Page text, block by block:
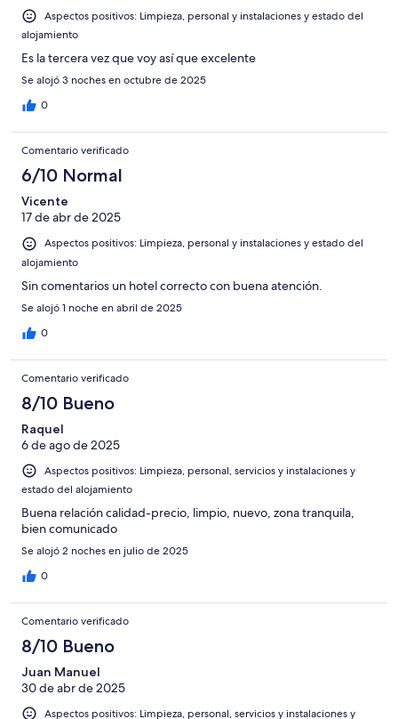
Aspectos positivos: Limpieza, personal y instalaciones y estado del
alojamiento
Es la tercera vez que voy así que excelente
Se alojó 3 noches en octubre de 2025
0
Comentario verificado
6/10 Normal
Vicente
17 de abr de 2025
Aspectos positivos: Limpieza, personal y instalaciones y estado del
alojamiento
Sin comentarios un hotel correcto con buena atención.
Se alojó 1 noche en abril de 2025
0
Comentario verificado
8/10 Bueno
Raquel
6 de ago de 2025
Aspectos positivos: Limpieza, personal, servicios y instalaciones y
estado del alojamiento
Buena relación calidad-precio, limpio, nuevo, zona tranquila,
bien comunicado
Se alojó 2 noches en julio de 2025
0
Comentario verificado
8/10 Bueno
Juan Manuel
30 de abr de 2025
Aspectos positivos: Limpieza, personal, servicios y instalaciones y